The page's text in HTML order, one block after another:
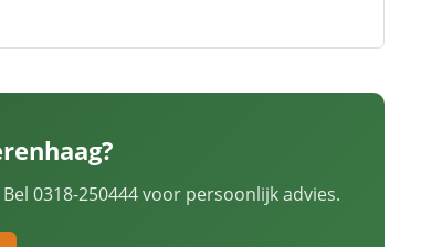
0318-250444 voor persoonlijk advies.